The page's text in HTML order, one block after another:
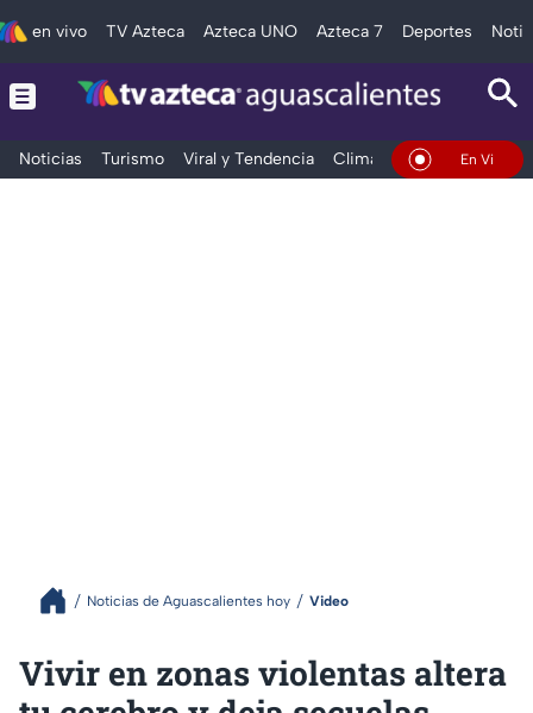
en vivo TV Azteca Azteca UNO Azteca 7 Deportes
Noticias Turismo Viral y Tendencia Clima DeportesEn Vivo
Noticias de Aguascalientes hoy Video
Vivir en zonas violentas altera